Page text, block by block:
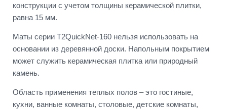
конструкции с учетом толщины керамической плитки,
равна 15 мм.
Маты серии T2QuickNet-160 нельзя использовать на
основании из деревянной доски. Напольным покрытием
может служить керамическая плитка или природный
камень.
Область применения теплых полов – это гостиные,
кухни, ванные комнаты, столовые, детские комнаты,